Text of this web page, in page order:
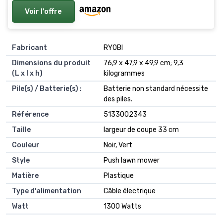
Voir l'offre
Fabricant
‎RYOBI
Dimensions du produit
(L x l x h)
‎76,9 x 47,9 x 49,9 cm; 9,3
kilogrammes
Pile(s) / Batterie(s) :
‎Batterie non standard nécessite
des piles.
Référence
‎5133002343
Taille
‎largeur de coupe 33 cm
Couleur
‎Noir, Vert
Style
‎Push lawn mower
Matière
‎Plastique
Type d'alimentation
‎Câble électrique
Watt
‎1300 Watts